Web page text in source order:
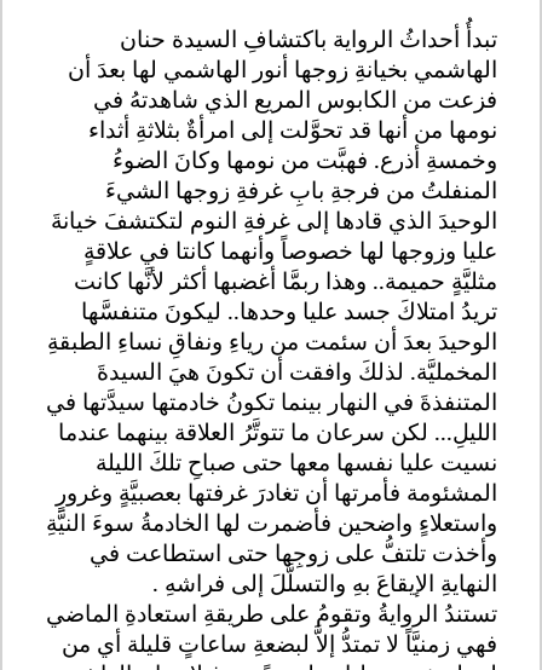
تبدأُ أحداثُ الرواية باكتشافِ السيدة حنان
الهاشمي بخيانةِ زوجها أنور الهاشمي لها بعدَ أن
فزعت من الكابوس المريع الذي شاهدتهُ في
نومها من أنها قد تحوَّلت إلى امرأةٌ بثلاثةِ أثداء
وخمسةِ أذرع. فهبَّت من نومها وكانَ الضوءُ
المنفلتُ من فرجةِ بابِ غرفةِ زوجها الشيءَ
الوحيدَ الذي قادها إلى غرفةِ النوم لتكتشفَ خيانةَ
عليا وزوجها لها خصوصاً وأنهما كانتا في علاقةٍ
مثليَّةٍ حميمة.. وهذا ربمَّا أغضبها أكثر لأنَّها كانت
تريدُ امتلاكَ جسد عليا وحدها.. ليكونَ متنفسَّها
الوحيدَ بعدَ أن سئمت من رياءِ ونفاقِ نساءِ الطبقةِ
المخمليَّة. لذلكَ وافقت أن تكونَ هيَ السيدةَ
المتنفذةَ في النهار بينما تكونُ خادمتها سيدَّتها في
الليلِ... لكن سرعان ما تتوتَّرُ العلاقة بينهما عندما
نسيت عليا نفسها معها حتى صباحِ تلكَ الليلة
المشئومة فأمرتها أن تغادرَ غرفتها بعصبيَّةٍ وغرورٍ
واستعلاءٍ واضحين فأضمرت لها الخادمةُ سوءَ النيَّةِ
وأخذت تلتفُّ على زوجِها حتى استطاعت في
النهايةِ الإيقاعَ بهِ والتسلَّلَ إلى فراشهِ .
تستندُ الروايةُ وتقومُ على طريقةِ استعادةِ الماضي
فهي زمنيَّاً لا تمتدُّ إلاَّ لبضعةِ ساعاتٍ قليلة أي من